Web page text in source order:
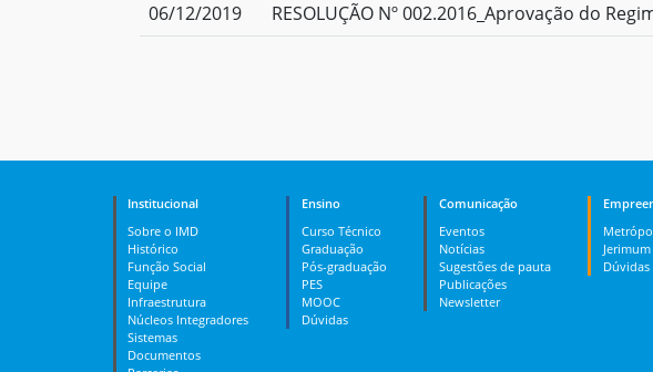
06/12/2019 RESOLUÇÃO Nº 002.2016_Aprovação do
Institucional
Sobre o IMD
Histórico
Função Social
Equipe
Infraestrutura
Núcleos Integradores
Sistemas
Documentos
Ensino
Curso Técnico
Graduação
Pós-graduação
PES
MOOC
Dúvidas
Comunicação
Eventos
Notícias
Sugestões de pauta
Publicações
Newsletter
Jerimum
Dúvidas